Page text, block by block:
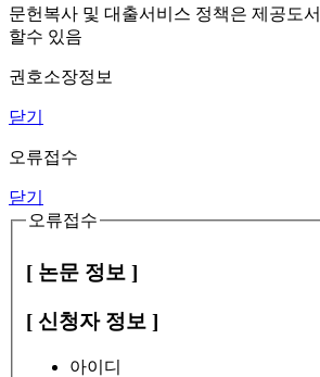
문헌복사 및 대출서비스 정책은 제공도
할수 있음
권호소장정보
닫기
오류접수
닫기
오류접수
[ 논문 정보 ]
[ 신청자 정보 ]
아이디